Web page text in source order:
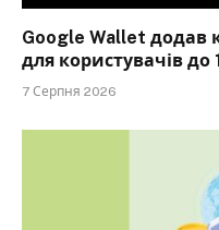
Google Wallet додав
для користувачів до
7 Серпня 2026